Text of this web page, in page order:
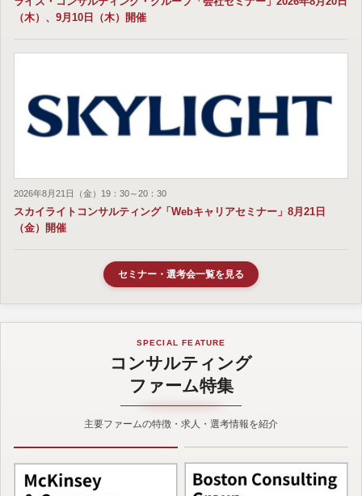
（木）、9月10日（木）開催
2026年8月21日（金）19：30～20：30
スカイライトコンサルティング「Webキャリアセミナー」8月21日
（金）開催
セミナー・選考会一覧を見る
SPECIAL FEATURE
コンサルティング
ファーム特集
主要ファームの特徴・求人・選考情報を紹介